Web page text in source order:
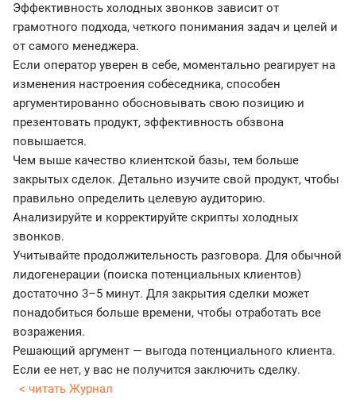
Эффективность холодных звонков зависит от
грамотного подхода, четкого понимания задач и целей и
от самого менеджера.
Если оператор уверен в себе, моментально реагирует на
изменения настроения собеседника, способен
аргументированно обосновывать свою позицию и
презентовать продукт, эффективность обзвона
повышается.
Чем выше качество клиентской базы, тем больше
закрытых сделок. Детально изучите свой продукт, чтобы
правильно определить целевую аудиторию.
Анализируйте и корректируйте скрипты холодных
звонков.
Учитывайте продолжительность разговора. Для обычной
лидогенерации (поиска потенциальных клиентов)
достаточно 3–5 минут. Для закрытия сделки может
понадобиться больше времени, чтобы отработать все
возражения.
Решающий аргумент — выгода потенциального клиента.
Если ее нет, у вас не получится заключить сделку.
< читать Журнал